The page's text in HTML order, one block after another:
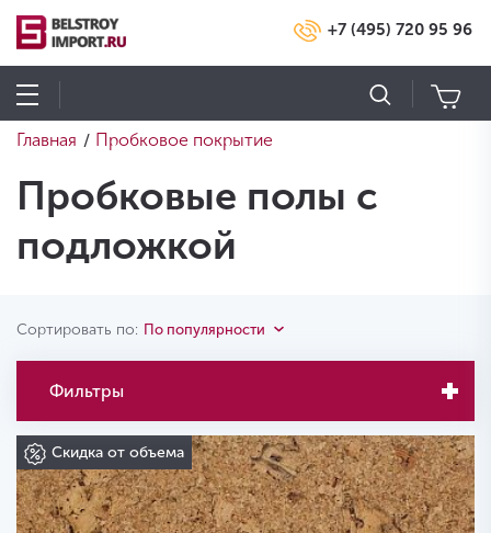
+7 (495) 720 95 96
Главная / Пробковое покрытие
Пробковые полы с
подложкой
Сортировать по: По популярности
Фильтры
Скидка от объема